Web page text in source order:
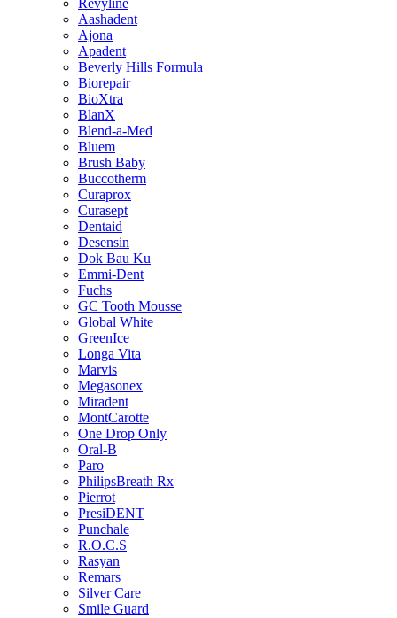
Revyline
Aashadent
Ajona
Apadent
Beverly Hills Formula
Biorepair
BioXtra
BlanX
Blend-a-Med
Bluem
Brush Baby
Buccotherm
Curaprox
Curasept
Dentaid
Desensin
Dok Bau Ku
Emmi-Dent
Fuchs
GC Tooth Mousse
Global White
GreenIce
Longa Vita
Marvis
Megasonex
Miradent
MontCarotte
One Drop Only
Oral-B
Paro
PhilipsBreath Rx
Pierrot
PresiDENT
Punchale
R.O.C.S
Rasyan
Remars
Silver Care
Smile Guard